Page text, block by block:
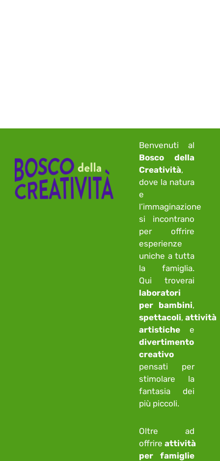
Benvenuti al
Bosco della
Creatività,
dove la natura
e
l’immaginazione
si incontrano
per offrire
esperienze
uniche a tutta
la famiglia.
Qui troverai
laboratori
per bambini,
spettacoli,attività
artistiche e
divertimento
creativo
pensati per
stimolare la
fantasia dei
più piccoli.
Oltre ad
offrireattività
per famiglie